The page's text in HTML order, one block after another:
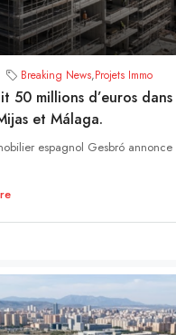
Breaking News,Projets Immo
50 millions d’euros
et Málaga.
espagnol Gesbró annonce